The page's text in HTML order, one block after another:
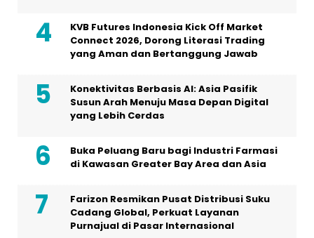
KVB Futures Indonesia Kick Off Market
Connect 2026, Dorong Literasi Trading
yang Aman dan Bertanggung Jawab
Konektivitas Berbasis AI: Asia Pasifik
Susun Arah Menuju Masa Depan Digital
yang Lebih Cerdas
Buka Peluang Baru bagi Industri Farmasi
di Kawasan Greater Bay Area dan Asia
Farizon Resmikan Pusat Distribusi Suku
Cadang Global, Perkuat Layanan
Purnajual di Pasar Internasional